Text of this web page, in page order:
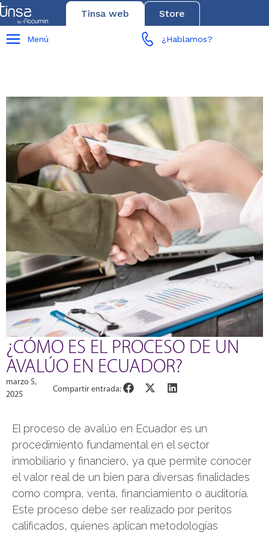
Tinsa web Store
Menú ¿Hablamos?
¿CÓMO ES EL PROCESO DE UN
AVALÚO EN ECUADOR?
marzo 5,
2025
Compartir entrada:
El proceso de avalúo en Ecuador es un
procedimiento fundamental en el sector
inmobiliario y financiero, ya que permite conocer
el valor real de un bien para diversas finalidades
como compra, venta, financiamiento o auditoría.
Este proceso debe ser realizado por peritos
calificados, quienes aplican metodologías